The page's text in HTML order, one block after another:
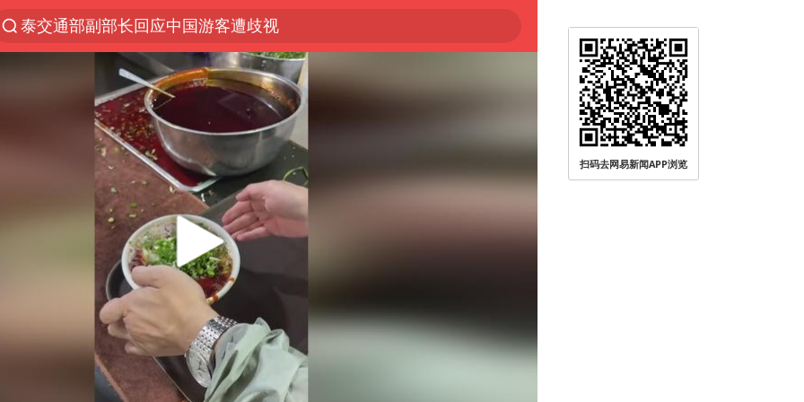
泰交通部副部长回应中国游客遭歧视
Meta被判支付5.67亿美元
1岁宝宝碰坏纸巾盒 宝妈被索赔924元
男子结婚8年3个女儿均非亲生
中信证券：预计铜板块将迎来共振上涨
台风白海豚逼近 暴雨大暴雨来袭
“空调24小时开着更省电”不实
公司“上四休三”但要降薪1000元
47岁妈妈突然产女 26岁女儿：很震惊
OpenAI为免费用户升级GPT-5.6 Luna
“中国蔬菜之乡”最高温达41.8℃
扫码去网易新闻APP浏览